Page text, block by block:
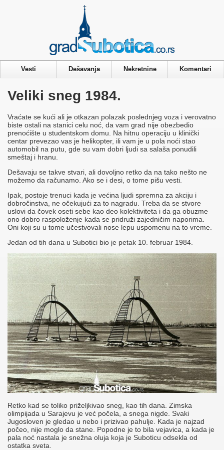
Vesti Dešavanja Nekretnine Komentari
Veliki sneg 1984.
Vraćate se kući ali je otkazan polazak poslednjeg voza i verovatno
biste ostali na stanici celu noć, da vam grad nije obezbedio
prenoćište u studentskom domu. Na hitnu operaciju u klinički
centar prevezao vas je helikopter, ili vam je u pola noći stao
automobil na putu, gde su vam dobri ljudi sa salaša ponudili
smeštaj i hranu.
Dešavaju se takve stvari, ali dovoljno retko da na tako nešto ne
možemo da računamo. Ako se i desi, o tome pišu vesti.
Ipak, postoje trenuci kada je većina ljudi spremna za akciju i
dobročinstva, ne očekujući za to nagradu. Treba da se stvore
uslovi da čovek oseti sebe kao deo kolektiviteta i da ga obuzme
ono dobro raspoloženje kada se pridruži zajedničim naporima.
Oni koji su u tome učestvovali nose lepu uspomenu na to vreme.
Jedan od tih dana u Subotici bio je petak 10. februar 1984.
Retko kad se toliko priželjkivao sneg, kao tih dana. Zimska
olimpijada u Sarajevu je već počela, a snega nigde. Svaki
Jugosloven je gledao u nebo i prizivao pahulje. Kada je najzad
počeo, nije moglo da stane. Popodne je to bila vejavica, a kada je
pala noć nastala je snežna oluja koja je Suboticu odsekla od
ostatka sveta.
Privacy & Cookies Policy